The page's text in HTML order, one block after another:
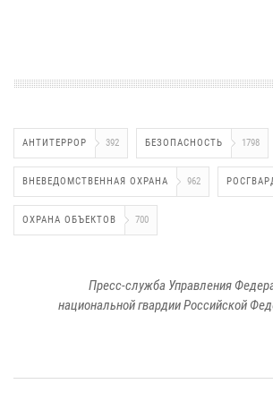
АНТИТЕРРОР 392 БЕЗОПАСНОСТЬ 1798
ВНЕВЕДОМСТВЕННАЯ ОХРАНА 962
ОХРАНА ОБЪЕКТОВ 700
Пресс-служба Управления
национальной гвардии Российской